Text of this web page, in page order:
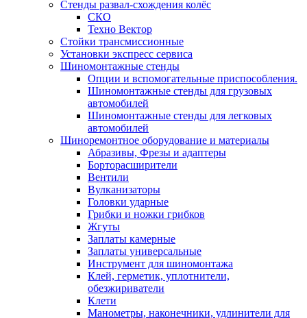
Стенды развал-схождения колёс
СКО
Техно Вектор
Стойки трансмиссионные
Установки экспресс сервиса
Шиномонтажные стенды
Опции и вспомогательные приспособления.
Шиномонтажные стенды для грузовых
автомобилей
Шиномонтажные стенды для легковых
автомобилей
Шиноремонтное оборудование и материалы
Абразивы, Фрезы и адаптеры
Борторасширители
Вентили
Вулканизаторы
Головки ударные
Грибки и ножки грибков
Жгуты
Заплаты камерные
Заплаты универсальные
Инструмент для шиномонтажа
Клей, герметик, уплотнители,
обезжириватели
Клети
Манометры, наконечники, удлинители для